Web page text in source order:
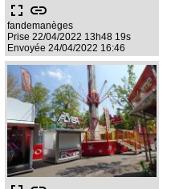
fullscreen link
fandemanèges
Prise 22/04/2022 13h48 19s
Envoyée 24/04/2022 16:46